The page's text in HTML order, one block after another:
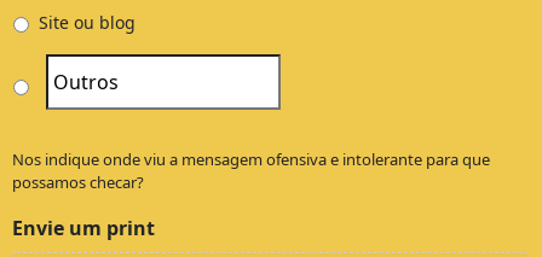
Site ou blog
Nos indique onde viu a mensagem ofensiva e intolerante para que
possamos checar?
Envie um print